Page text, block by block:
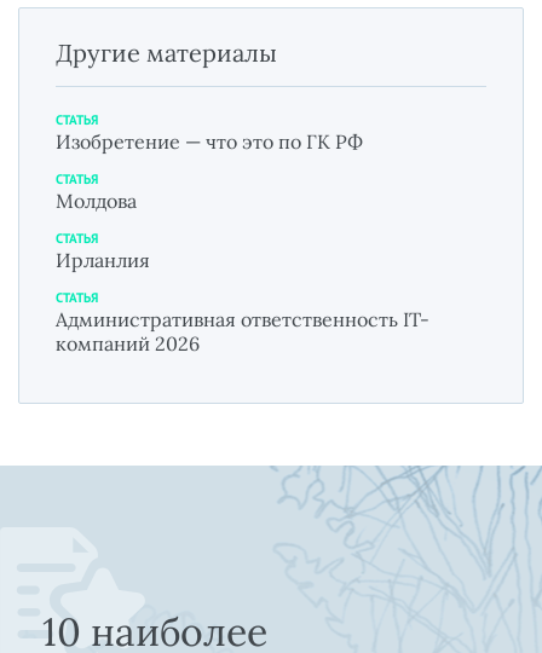
Другие материалы
СТАТЬЯ
Изобретение — что это по ГК РФ
СТАТЬЯ
Молдова
СТАТЬЯ
Ирланлия
СТАТЬЯ
Административная ответственность IT-
компаний 2026
10 наиболее